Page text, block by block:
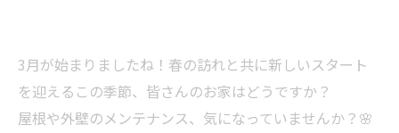
3月が始まりましたね！春の訪れと共に新しいスタート
を迎えるこの季節、皆さんのお家はどうですか？
屋根や外壁のメンテナンス、気になっていませんか？🌸